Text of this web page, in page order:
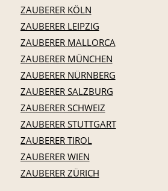
ZAUBERER KÖLN
ZAUBERER LEIPZIG
ZAUBERER MALLORCA
ZAUBERER MÜNCHEN
ZAUBERER NÜRNBERG
ZAUBERER SALZBURG
ZAUBERER SCHWEIZ
ZAUBERER STUTTGART
ZAUBERER TIROL
ZAUBERER WIEN
ZAUBERER ZÜRICH